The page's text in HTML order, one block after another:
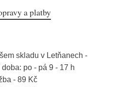
a platby
skladu v Letňanech -
po - pá 9 - 17 h
- 89 Kč